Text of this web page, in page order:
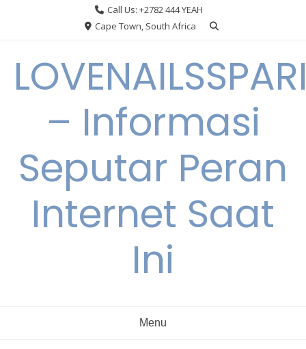
Call Us: +2782 444 YEAH
Cape Town, South Africa
– Informasi
Seputar Peran
Internet Saat
Ini
Menu